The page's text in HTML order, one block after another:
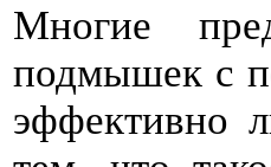
Многие
подмышек с
эффективно